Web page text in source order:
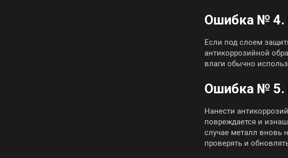
Ошибка № 4.
Если под слоем
антикоррозийной
влаги обычно
Ошибка № 5.
Нанести
повреждается и
случае металл вновь
проверять и